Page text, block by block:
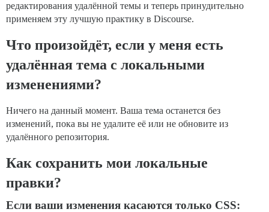
редактирования удалённой темы и теперь принудительно
применяем эту лучшую практику в Discourse.
Что произойдёт, если у меня есть
удалённая тема с локальными
изменениями?
Ничего на данный момент. Ваша тема останется без
изменений, пока вы не удалите её или не обновите из
удалённого репозитория.
Как сохранить мои локальные
правки?
Если ваши изменения касаются только CSS: